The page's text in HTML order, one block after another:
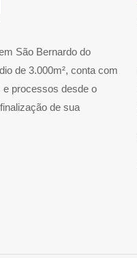
São Bernardo do
de 3.000m², conta com
processos desde o
de sua